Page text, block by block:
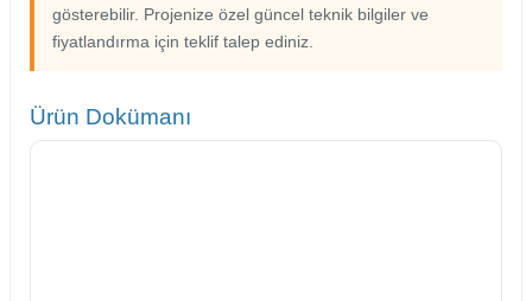
gösterebilir. Projenize özel güncel teknik bilgiler ve
fiyatlandırma için teklif talep ediniz.
Ürün Dokümanı